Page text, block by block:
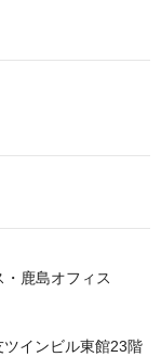
鹿島オフィス
インビル東館23階